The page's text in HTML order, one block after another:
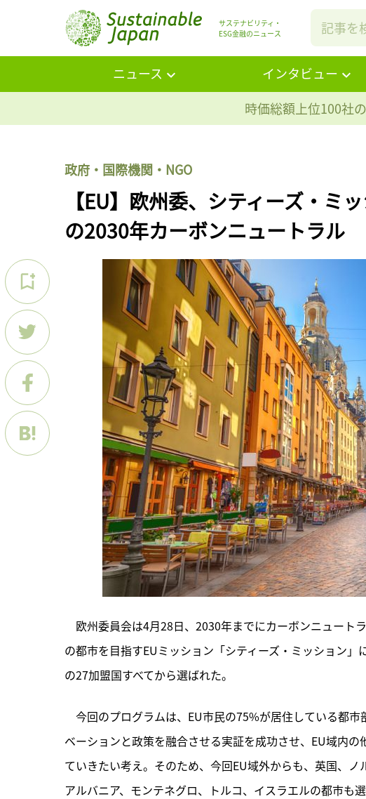
サステナビリティ・
ESG金融のニュース
ニュース インタビュー
時価総額上位100社
政府・国際機関・NGO
【EU】欧州委、シティーズ・ミ
の2030年カーボンニュートラル
欧州委員会は4月28日、2030年までにカーボンニュート
の都市を目指すEUミッション「シティーズ・ミッション
の27加盟国すべてから選ばれた。
今回のプログラムは、 EU市民の75%が居住している都
ベーションと政策を融合させる実証を成功させ、EU域内
ていきたい考え。そのため、今回EU域外からも、英国、ノ
アルバニア、モンテネグロ、トルコ、イスラエルの都市も選